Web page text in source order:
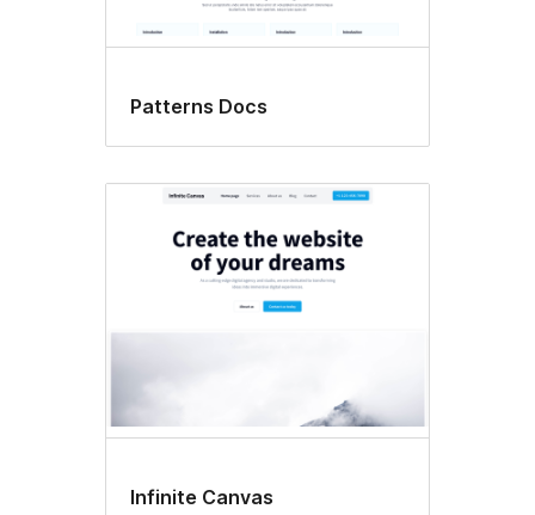
Patterns Docs
Infinite Canvas